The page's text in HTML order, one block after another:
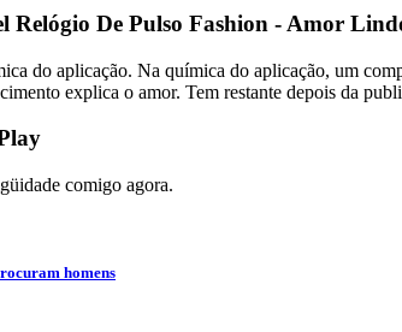
Relógio De Pulso Fashion - Amor
do aplicação. Na química do aplicação, um
explica o amor. Tem restante depois da
comigo agora.
homens